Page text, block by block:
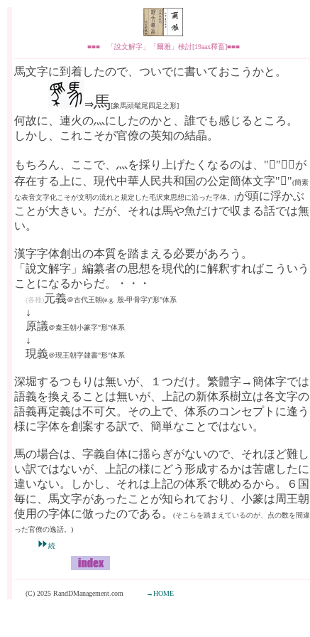
■■■ 「說文解字」「爾雅」検討[19aax釋畜]■■■
馬文字に到着したので、ついでに書いておこうかと。
⇒馬[象馬頭髦尾四足之形]
何故に、連火の灬にしたのかと、誰でも感じるところ。
しかし、これこそが官僚の英知の結晶。
もちろん、ここで、灬を採り上げたくなるのは、"𩡧"文字が
存在する上に、現代中華人民共和国の公定簡体文字"𫠉"(簡素
な表音文字化こそが文明の流れと規定した毛沢東思想に沿った字体。)が頭に浮かぶ
ことが大きい。だが、それは馬や魚だけで収まる話では無
い。
漢字字体創出の本質を踏まえる必要があろう。
「說文解字」編纂者の思想を現代的に解釈すればこういう
ことになるからだ。・・・
(各種)元義＠古代王朝(e.g. 殷-甲骨字)"形"体系
↓
原議＠秦王朝小篆字"形"体系
↓
現義＠現王朝字隷書"形"体系
深堀するつもりは無いが、１つだけ。繁體字→簡体字では
語義を換えることは無いが、上記の新体系樹立は各文字の
語義再定義は不可欠。その上で、体系のコンセプトに逢う
様に字体を創案する訳で、簡単なことではない。
馬の場合は、字義自体に揺らぎがないので、それほど難し
い訳ではないが、上記の様にどう形成するかは苦慮したに
違いない。しかし、それは上記の体系で眺めるから。６国
毎に、馬文字があったことが知られており、小篆は周王朝
使用の字体に倣ったのである。
(そこらを踏まえているのが、点の数を間違
った官僚の逸話。)
⏩続
(C) 2025 RandDManagement.com →HOME